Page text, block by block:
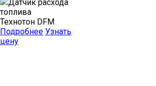
Датчик расхода
топлива
Технотон DFM
Подробнее Узнать
цену